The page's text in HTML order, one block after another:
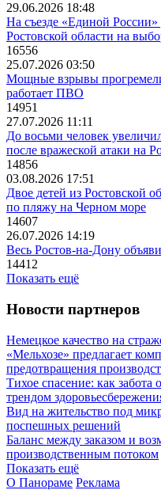
29.06.2026 18:48
На съезде «Единой
Ростовской области на
16556
25.07.2026 03:50
Мощные взрывы
работает ПВО
14951
27.07.2026 11:11
До восьми человек
после вражеской атаки на
14856
03.08.2026 17:51
Двое детей из Ростовской
по пляжу на Черном море
14607
26.07.2026 14:19
Весь Ростов-на-Дону
14412
Показать ещё
Новости партнеров
Немецкое качество на
«Мельхозе» предлагает
предотвращения
Тихое спасение: как забота
трендом
Вид на жительство под
поспешных решений
Баланс между заказом и
производственным потоком
Показать ещё
О Панораме Реклама